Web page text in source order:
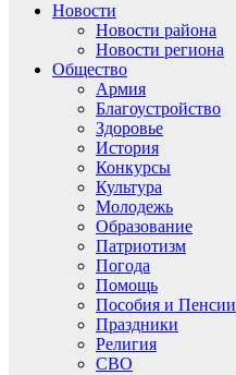
Новости
Новости района
Новости региона
Общество
Армия
Благоустройство
Здоровье
История
Конкурсы
Культура
Молодежь
Образование
Патриотизм
Погода
Помощь
Пособия и Пенсии
Праздники
Религия
СВО